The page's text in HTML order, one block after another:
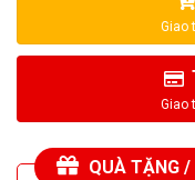
QUÀ TẶNG /